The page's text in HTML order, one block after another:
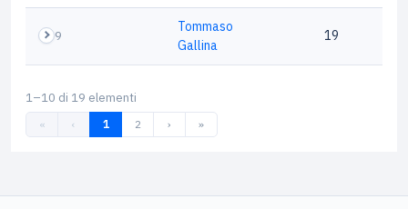
9
Tommaso
Gallina
19
1–10 di 19 elementi
« ‹ 1 2 › »